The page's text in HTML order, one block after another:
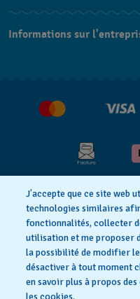
Conditions de vente
Renoncer au contrat
Informations sur
Déclaration
Conditions
J’accepte que ce site web
technologies similaires
fonctionnalités, collecter
utilisation et me proposer
la possibilité de modifier
désactiver à tout moment
en savoir plus à propos des
les cookies.